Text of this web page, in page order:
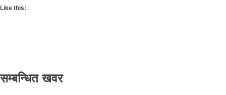
Like this:
सम्बन्धित खवर